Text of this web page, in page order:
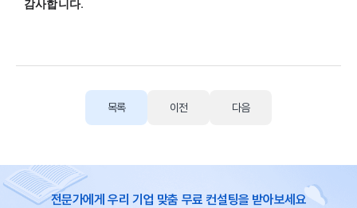
​감사합니다.
목록 이전 다음
전문가에게 우리 기업 맞춤 무료 컨설팅을 받아보세요